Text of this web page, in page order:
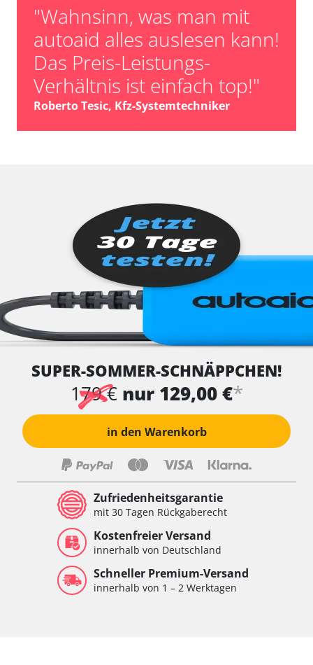
"Wahnsinn, was man mit
autoaid alles auslesen kann!
Das Preis-Leistungs-
Verhältnis ist einfach top!"
Roberto Tesic, Kfz-Systemtechniker
SUPER-SOMMER-SCHNÄPPCHEN!
179 € nur 129,00 €*
in den Warenkorb
Zufriedenheitsgarantie
mit 30 Tagen Rückgaberecht
Kostenfreier Versand
innerhalb von Deutschland
Schneller Premium-Versand
innerhalb von 1 – 2 Werktagen